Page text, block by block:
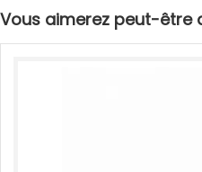
Vous aimerez peut-être